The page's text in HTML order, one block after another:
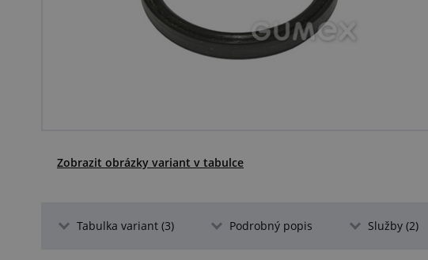
Zobrazit obrázky variant v tabulce
Tabulka variant (3) Podrobný popis Služby (2)